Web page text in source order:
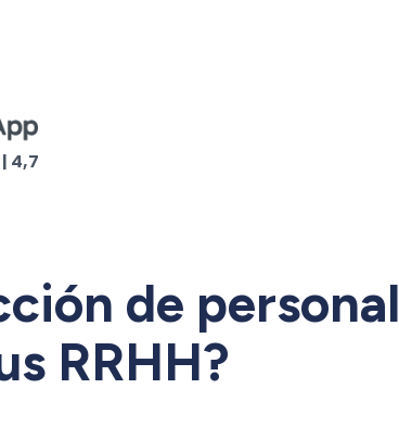
| 4,7
de personal
RRHH?